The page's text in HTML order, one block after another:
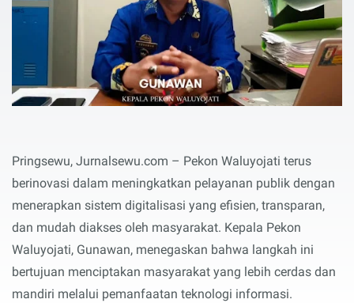
Pringsewu, Jurnalsewu.com – Pekon Waluyojati terus
berinovasi dalam meningkatkan pelayanan publik dengan
menerapkan sistem digitalisasi yang efisien, transparan,
dan mudah diakses oleh masyarakat. Kepala Pekon
Waluyojati, Gunawan, menegaskan bahwa langkah ini
bertujuan menciptakan masyarakat yang lebih cerdas dan
mandiri melalui pemanfaatan teknologi informasi.